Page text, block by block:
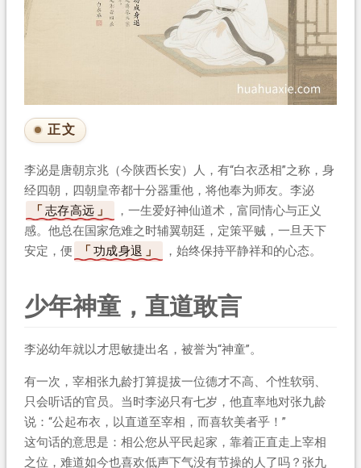
正文
李泌是唐朝京兆（今陕西长安）人，有“白衣丞相”之称，身
经四朝，四朝皇帝都十分器重他，将他奉为师友。李泌
志存高远
，一生爱好神仙道术，富同情心与正义
感。他总在国家危难之时辅翼朝廷，定策平贼，一旦天下
安定，便
功成身退 ，始终保持平静祥和的心态。
少年神童，直道敢言
李泌幼年就以才思敏捷出名，被誉为“神童”。
有一次，宰相张九龄打算提拔一位德才不高、个性软弱、
只会听话的官员。当时李泌只有七岁，他直率地对张九龄
说：“公起布衣，以直道至宰相，而喜软美者乎！”
这句话的意思是：相公您从平民起家，靠着正直走上宰相
之位，难道如今也喜欢低声下气没有节操的人了吗？张九